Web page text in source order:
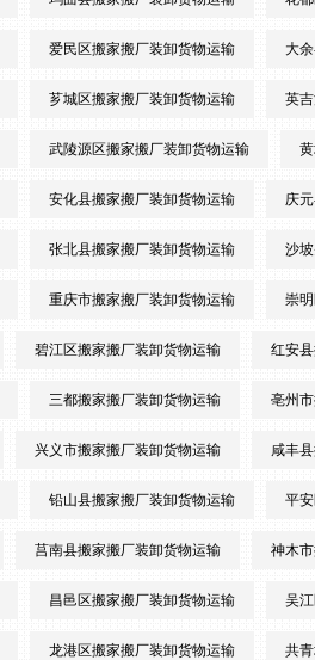
爱民区搬家搬厂装卸货物运输 大
芗城区搬家搬厂装卸货物运输 英
武陵源区搬家搬厂装卸货物运输
安化县搬家搬厂装卸货物运输 庆
张北县搬家搬厂装卸货物运输 沙
重庆市搬家搬厂装卸货物运输 崇
碧江区搬家搬厂装卸货物运输 红安
三都搬家搬厂装卸货物运输 亳州
兴义市搬家搬厂装卸货物运输 咸丰
铅山县搬家搬厂装卸货物运输 平
莒南县搬家搬厂装卸货物运输 神木
昌邑区搬家搬厂装卸货物运输 吴
龙港区搬家搬厂装卸货物运输 共